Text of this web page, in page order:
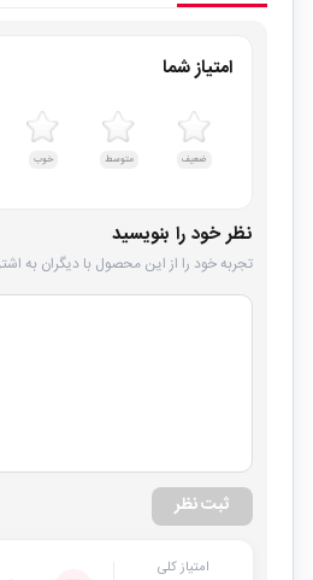
امتیاز شما
ضعیف متوسط خوب
نظر خود را بنویسید
تجربه خود را از این محصول با دیگران به
ثبت نظر
امتیاز کلی